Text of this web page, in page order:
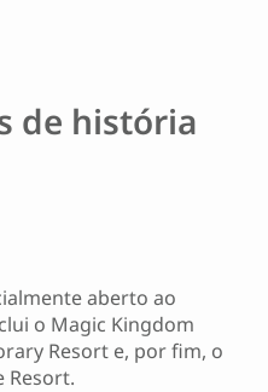
de história
aberto ao
o Magic Kingdom
Resort e, por fim, o
Resort.